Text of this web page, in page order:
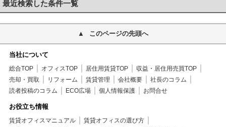
最近検索した条件一覧
このページの先頭へ
当社について
総合TOP オフィスTOP 居住用賃貸TOP
収益・居住用売買TOP
売却・買取
リフォーム 賃貸管理 会社概要
社長のコラム
読者投稿のコラム
ECO広場 個人情報保護 お問合せ
お役立ち情報
賃貸オフィスマニュアル
賃貸オフィスの選び方